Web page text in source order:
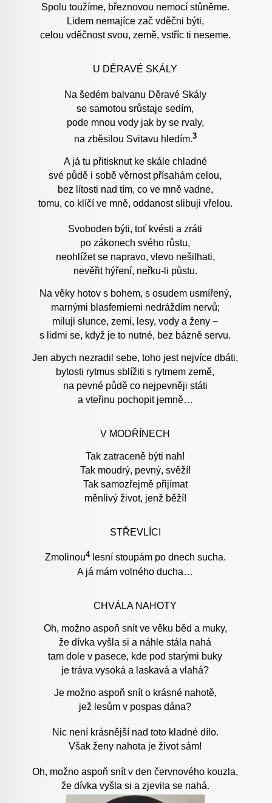
Spolu toužíme, březnovou nemocí stůněme.
Lidem nemajíce zač vděčni býti,
celou vděčnost svou, země, vstříc ti neseme.
U DĚRAVÉ SKÁLY
Na šedém balvanu Děravé Skály
se samotou srůstaje sedím,
pode mnou vody jak by se rvaly,
na zběsilou Svitavu hledím.3
A já tu přitisknut ke skále chladné
své půdě i sobě věrnost přísahám celou,
bez lítosti nad tím, co ve mně vadne,
tomu, co klíčí ve mně, oddanost slibuji vřelou.
Svoboden býti, toť kvésti a zráti
po zákonech svého růstu,
neohlížet se napravo, vlevo nešilhati,
nevěřit hýření, neřku-li půstu.
Na věky hotov s bohem, s osudem usmířený,
marnými blasfemiemi nedráždím nervů;
miluji slunce, zemi, lesy, vody a ženy −
s lidmi se, když je to nutné, bez bázně servu.
Jen abych nezradil sebe, toho jest nejvíce dbáti,
bytosti rytmus sblížiti s rytmem země,
na pevné půdě co nejpevněji státi
a vteřinu pochopit jemně…
V MODŘÍNECH
Tak zatraceně býti nah!
Tak moudrý, pevný, svěží!
Tak samozřejmě přijímat
měnlivý život, jenž běží!
STŘEVLÍCI
Zmolinou4lesní stoupám po dnech sucha.
A já mám volného ducha…
CHVÁLA NAHOTY
Oh, možno aspoň snít ve věku běd a muky,
že dívka vyšla si a náhle stála nahá
tam dole v pasece, kde pod starými buky
je tráva vysoká a laskavá a vlahá?
Je možno aspoň snít o krásné nahotě,
jež lesům v pospas dána?
Nic není krásnější nad toto kladné dílo.
Však ženy nahota je život sám!
Oh, možno aspoň snít v den červnového kouzla,
že dívka vyšla si a zjevila se nahá.